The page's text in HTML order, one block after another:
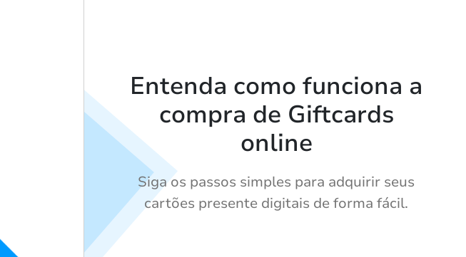
Entenda como funciona a
compra de Giftcards
online
Siga os passos simples para adquirir seus
cartões presente digitais de forma fácil.